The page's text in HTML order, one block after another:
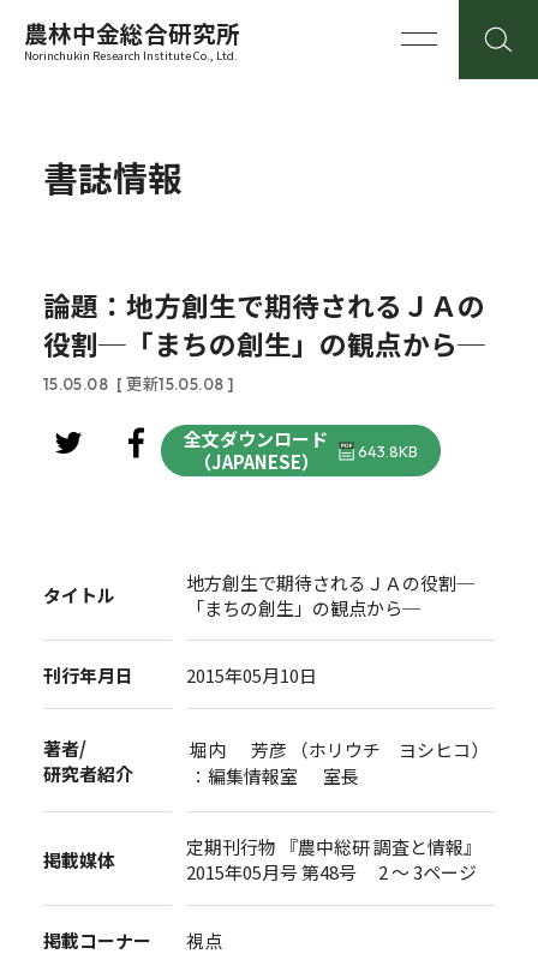
農林中金総合研究所
Norinchukin Research Institute Co., Ltd.
書誌情報
論題：地方創生で期待されるＪＡの
役割─「まちの創生」の観点から─
15.05.08 [ 更新15.05.08 ]
全文ダウンロード
（JAPANESE）
643.8KB
タイトル
地方創生で期待されるＪＡの役割─
「まちの創生」の観点から─
刊行年月日 2015年05月10日
著者/
研究者紹介
堀内 芳彦 （ホリウチ ヨシヒコ）
：編集情報室 室長
掲載媒体
定期刊行物 『農中総研 調査と情報』
2015年05月号 第48号 2 ～ 3ページ
掲載コーナー 視点